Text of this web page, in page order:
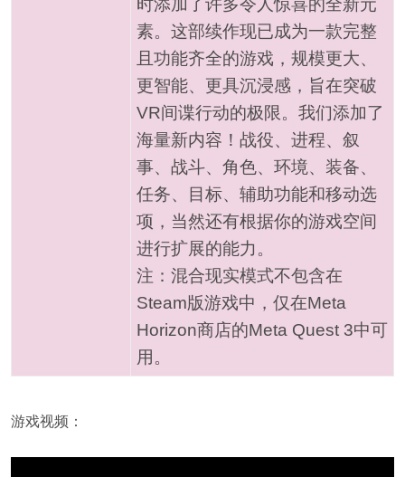
素。这部续作现已成为一款完整
且功能齐全的游戏，规模更大、
更智能、更具沉浸感，旨在突破
VR间谍行动的极限。我们添加了
海量新内容！战役、进程、叙
事、战斗、角色、环境、装备、
任务、目标、辅助功能和移动选
项，当然还有根据你的游戏空间
进行扩展的能力。
注：混合现实模式不包含在
Steam版游戏中，仅在Meta
Horizon商店的Meta Quest 3中可
用。
游戏视频：